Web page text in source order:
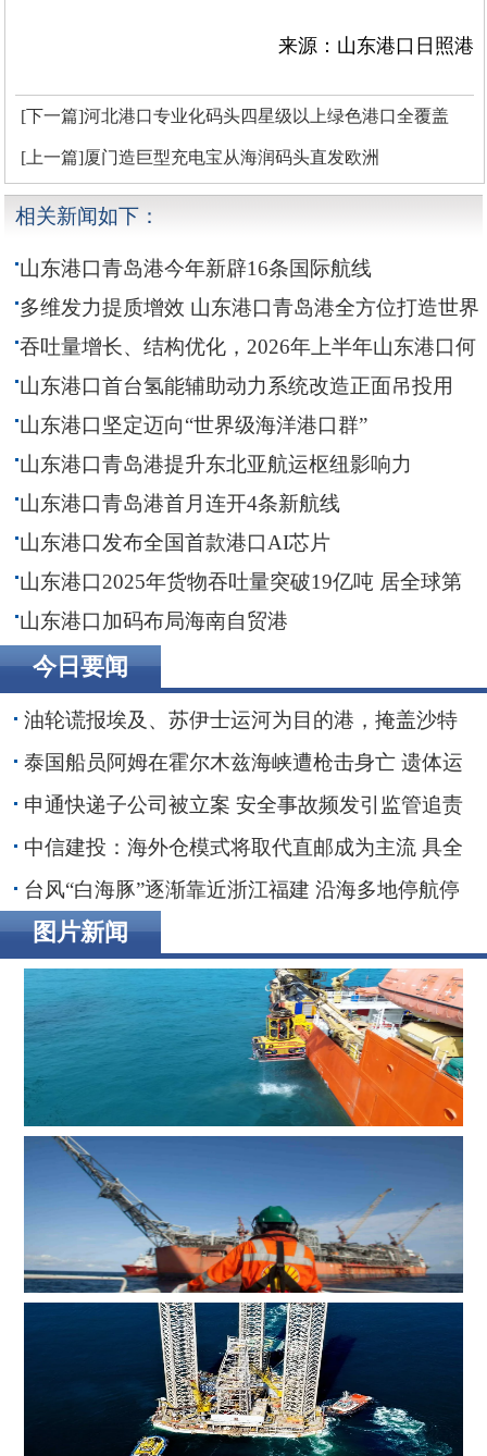
来源：山东港口日照港
[下一篇]河北港口专业化码头四星级以上绿色港口全覆盖
[上一篇]厦门造巨型充电宝从海润码头直发欧洲
相关新闻如下：
山东港口青岛港今年新辟16条国际航线
多维发力提质增效 山东港口青岛港全方位打造世界
级航运枢纽
吞吐量增长、结构优化，2026年上半年山东港口何
以“稳”向前
山东港口首台氢能辅助动力系统改造正面吊投用
山东港口坚定迈向“世界级海洋港口群”
山东港口青岛港提升东北亚航运枢纽影响力
山东港口青岛港首月连开4条新航线
山东港口发布全国首款港口AI芯片
山东港口2025年货物吞吐量突破19亿吨 居全球第
一山东港口加码布局海南自贸港
今日要闻
油轮谎报埃及、苏伊士运河为目的港，掩盖沙特
红海装货行动
泰国船员阿姆在霍尔木兹海峡遭枪击身亡 遗体运
抵家乡
申通快递子公司被立案 安全事故频发引监管追责
30亿融资搁浅数智化转型承压
中信建投：海外仓模式将取代直邮成为主流 具全
链条能力端到端整合者将最终胜出
台风“白海豚”逐渐靠近浙江福建 沿海多地停航停
工应对防范
图片新闻
辉固深水ROV服务助力印度海上钻井作业
MOL Group斥资7.2亿美元收购壳牌旗下塞浦路斯子公司